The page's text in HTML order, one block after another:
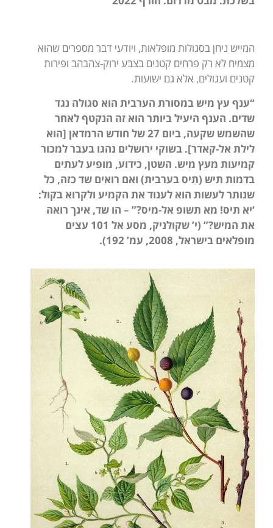
המייש ניחן בסגולות מופלאות, ויודעי דבר מספרים שהוא
מצמיח לא רק פרחים קטנים בצבע ירוק-צהבהב ופירות
קטנים ועגולים, אלא גם ישועות.
“ענף עץ מיש במסורת הערבית הוא סגולה נגד
שדים. הענף היעיל ביותר הוא זה הנקטף לאחר
שהשמש שקעה, ביום 27 של חודש הרמדאן [הוא
לילת אל-קאדר]. בשוקי ירושלים נהגו בעבר למכור
קמיעות מעץ מיש. השטן, כידוע, מופיע לעתים
בדמות תיש (תֵיס בערבית) ואם רואים שד כזה, כל
שנותר לעשות הוא לענוד את הקמיע ולקרוא בקול:
‘יא תיס! מא תשופ אל-מיס?” – הו שד, אינך רואה
את המיש?” (
י’ שקולניק, מסע אל 101 עצים
מופלאים בישראל, 2008, עמ’ 192).